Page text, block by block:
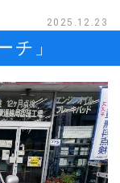
2025.12.23
チ」